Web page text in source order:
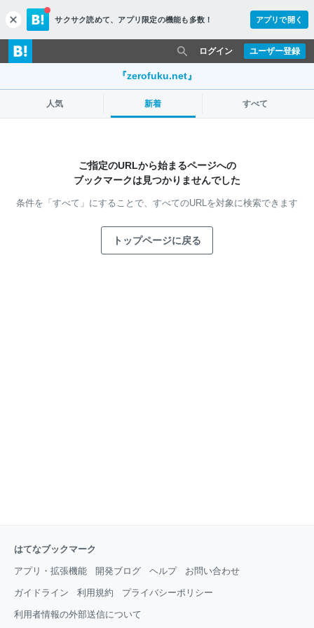
c
l
o
s
サクサク読めて、 アプリ限定の機能も多数！ アプリで開く
ユーザー登録
ログイン
『zerofuku.net』
人気 新着 すべて
ご指定のURLから始まるページへの
ブックマークは見つかりませんでした
条件を「すべて」にすることで、 すべてのURLを対象に検索できます
トップページに戻る
はてなブックマーク
アプリ・拡張機能 開発ブログ ヘルプ お問い合わせ
ガイドライン 利用規約 プライバシーポリシー
利用者情報の外部送信について